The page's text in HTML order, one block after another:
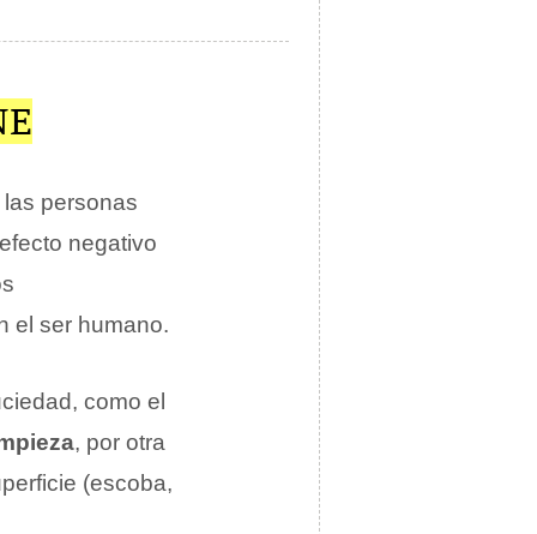
personas
negativo
el ser humano.
como el
, por otra
(escoba,